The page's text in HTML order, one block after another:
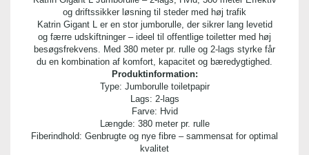
og driftssikker løsning til steder med høj trafik
Katrin Gigant L er en stor jumborulle, der sikrer lang levetid
og færre udskiftninger – ideel til offentlige toiletter med høj
besøgsfrekvens. Med 380 meter pr. rulle og 2-lags styrke får
du en kombination af komfort, kapacitet og bæredygtighed.
Produktinformation:
Type: Jumborulle toiletpapir
Lags: 2-lags
Farve: Hvid
Længde: 380 meter pr. rulle
Fiberindhold: Genbrugte og nye fibre – sammensat for optimal
kvalitet